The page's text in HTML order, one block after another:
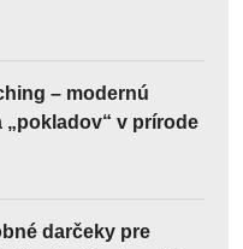
– modernú
v prírode
darčeky pre